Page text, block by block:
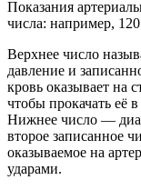
Показания
числа: например,
Верхнее число
давление и
кровь оказывает на
чтобы прокачать её
Нижнее число —
второе записанное
оказываемое на
ударами.